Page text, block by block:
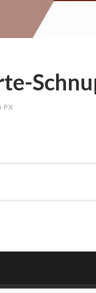
PX